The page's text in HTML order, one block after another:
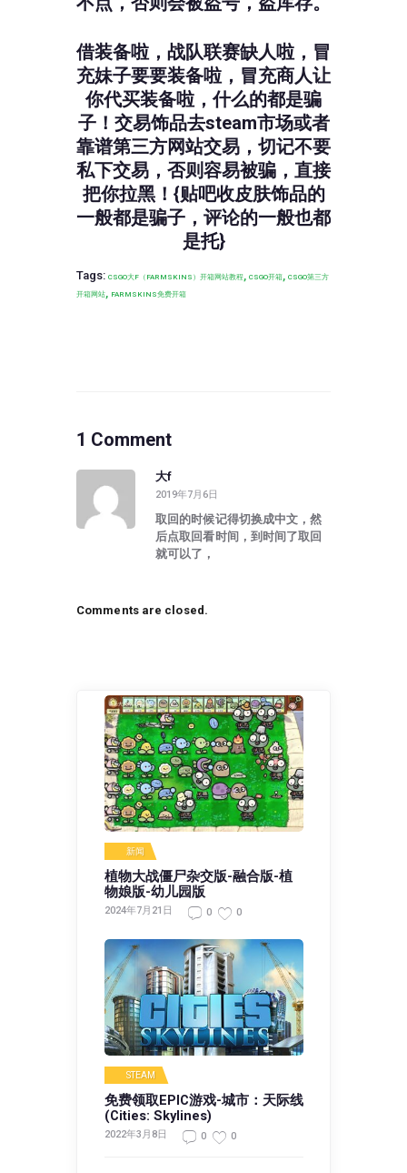
借装备啦，战队联赛缺人啦，冒
充妹子要要装备啦，冒充商人让
你代买装备啦，什么的都是骗
子！交易饰品去steam市场或者
靠谱第三方网站交易，切记不要
私下交易，否则容易被骗，直接
把你拉黑！{贴吧收皮肤饰品的
一般都是骗子，评论的一般也都
是托}
Tags: CSGO大F（FARMSKINS）开箱网站教程, CSGO开箱, CSGO第三方
开箱网站, FARMSKINS免费开箱
1 Comment
大f
2019年7月6日
取回的时候记得切换成中文，然
后点取回看时间，到时间了取回
就可以了，
Comments are closed.
新闻
植物大战僵尸杂交版-融合版-植
物娘版-幼儿园版
2024年7月21日 0 0
STEAM
免费领取EPIC游戏-城市：天际线
(Cities: Skylines)
2022年3月8日 0 0